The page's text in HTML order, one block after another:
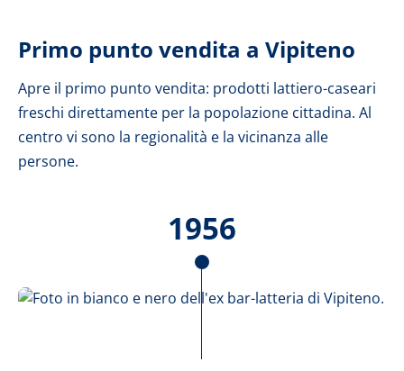
Primo punto vendita a Vipiteno
Apre il primo punto vendita: prodotti lattiero-caseari
freschi direttamente per la popolazione cittadina. Al
centro vi sono la regionalità e la vicinanza alle
persone.
1956